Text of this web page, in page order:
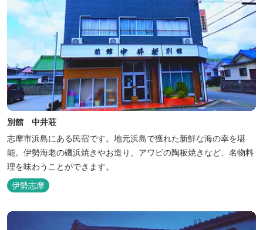
別館 中井荘
志摩市浜島にある民宿です。地元浜島で獲れた新鮮な海の幸を堪
能。伊勢海老の磯浜焼きやお造り、アワビの陶板焼きなど、名物料
理を味わうことができます。
伊勢志摩